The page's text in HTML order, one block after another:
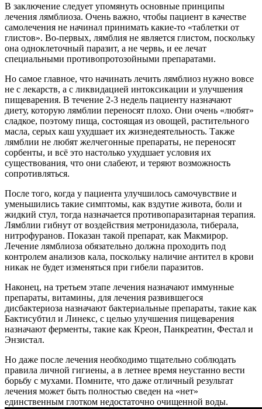
В заключение следует упомянуть основные принципы
лечения лямблиоза. Очень важно, чтобы пациент в качестве
самолечения не начинал принимать какие-то «таблетки от
глистов». Во-первых, лямблия не является глистом, поскольку
она одноклеточный паразит, а не червь, и ее лечат
специальными противопротозойными препаратами.
Но самое главное, что начинать лечить лямблиоз нужно вовсе
не с лекарств, а с ликвидацией интоксикации и улучшения
пищеварения. В течение 2-3 недель пациенту назначают
диету, которую лямблии переносят плохо. Они очень «любят»
сладкое, поэтому пища, состоящая из овощей, растительного
масла, серых каш ухудшает их жизнедеятельность. Также
лямблии не любят желчегонные препараты, не переносят
сорбенты, и всё это настолько ухудшает условия их
существования, что они слабеют, и теряют возможность
сопротивляться.
После того, когда у пациента улучшилось самочувствие и
уменьшились такие симптомы, как вздутие живота, боли и
жидкий стул, тогда назначается противопаразитарная терапия.
Лямблии гибнут от воздействия метронидазола, тиберала,
нитрофуранов. Показан такой препарат, как Макмирор.
Лечение лямблиоза обязательно должна проходить под
контролем анализов кала, поскольку наличие антител в крови
никак не будет изменяться при гибели паразитов.
Наконец, на третьем этапе лечения назначают иммунные
препараты, витамины, для лечения развившегося
дисбактериоза назначают бактериальные препараты, такие как
Бактисубтил и Линекс, с целью улучшения пищеварения
назначают ферменты, такие как Креон, Панкреатин, Фестал и
Энзистал.
Но даже после лечения необходимо тщательно соблюдать
правила личной гигиены, а в летнее время неустанно вести
борьбу с мухами. Помните, что даже отличный результат
лечения может быть полностью сведен на «нет»
единственным глотком недостаточно очищенной воды.